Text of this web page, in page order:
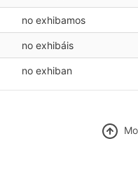
no exhibamos
no exhibáis
no exhiban